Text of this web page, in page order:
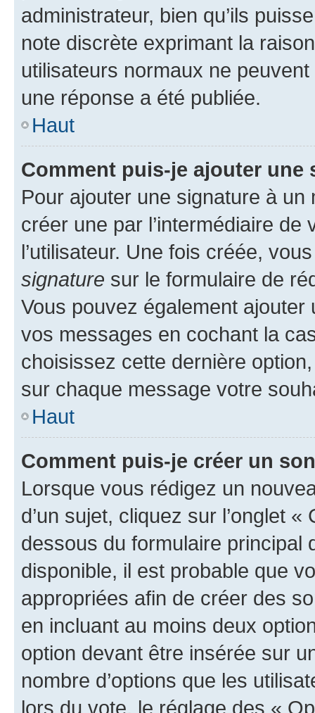
administrateur, bien qu’ils
note discrète exprimant la
utilisateurs normaux ne
une réponse a été publiée.
Haut
Comment puis-je ajouter une
Pour ajouter une signature à un
créer une par l’intermédiaire
l’utilisateur. Une fois créée,
signature sur le formulaire de
Vous pouvez également
vos messages en cochant la
choisissez cette dernière
sur chaque message votre
Haut
Comment puis-je créer un
Lorsque vous rédigez un
d’un sujet, cliquez sur l’onglet
dessous du formulaire principal
disponible, il est probable que
appropriées afin de créer des
en incluant au moins deux
option devant être insérée sur
nombre d’options que les
lors du vote, le réglage des «